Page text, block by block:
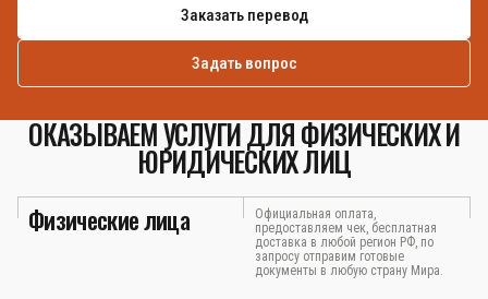
Заказать перевод
Задать вопрос
ОКАЗЫВАЕМ УСЛУГИ ДЛЯ ФИЗИЧЕСКИХ И
ЮРИДИЧЕСКИХ ЛИЦ
Физические лица
Официальная оплата,
предоставляем чек, бесплатная
доставка в любой регион РФ, по
запросу отправим готовые
документы в любую страну Мира.